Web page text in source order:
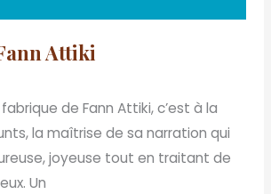
Attiki
de Fann Attiki, c’est à la
la maîtrise de sa narration qui
joyeuse tout en traitant de
Un